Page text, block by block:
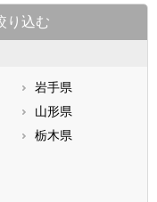
り込む
岩手県
山形県
栃木県